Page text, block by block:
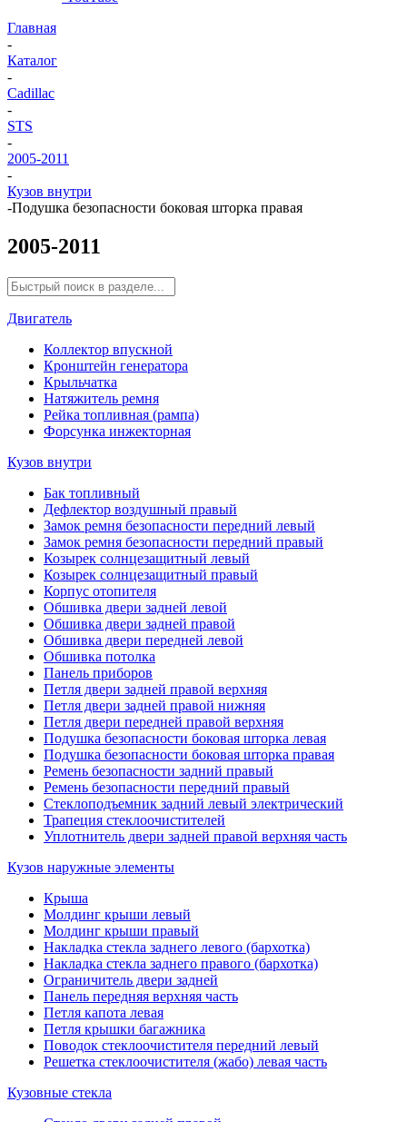
Главная
-
Каталог
-
Cadillac
-
STS
-
2005-2011
-
Кузов внутри
-Подушка безопасности боковая шторка правая
2005-2011
Двигатель
Коллектор впускной
Кронштейн генератора
Крыльчатка
Натяжитель ремня
Рейка топливная (рампа)
Форсунка инжекторная
Кузов внутри
Бак топливный
Дефлектор воздушный правый
Замок ремня безопасности передний левый
Замок ремня безопасности передний правый
Козырек солнцезащитный левый
Козырек солнцезащитный правый
Корпус отопителя
Обшивка двери задней левой
Обшивка двери задней правой
Обшивка двери передней левой
Обшивка потолка
Панель приборов
Петля двери задней правой верхняя
Петля двери задней правой нижняя
Петля двери передней правой верхняя
Подушка безопасности боковая шторка левая
Подушка безопасности боковая шторка правая
Ремень безопасности задний правый
Ремень безопасности передний правый
Стеклоподъемник задний левый электрический
Трапеция стеклоочистителей
Уплотнитель двери задней правой верхняя часть
Кузов наружные элементы
Крыша
Молдинг крыши левый
Молдинг крыши правый
Накладка стекла заднего левого (бархотка)
Накладка стекла заднего правого (бархотка)
Ограничитель двери задней
Панель передняя верхняя часть
Петля капота левая
Петля крышки багажника
Поводок стеклоочистителя передний левый
Решетка стеклоочистителя (жабо) левая часть
Кузовные стекла